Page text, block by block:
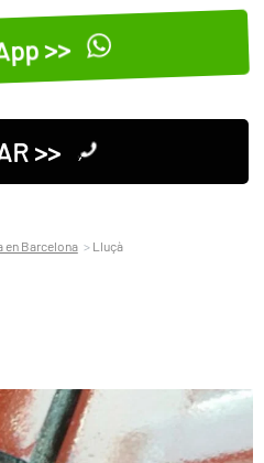
>>
>>
en Barcelona Lluçà